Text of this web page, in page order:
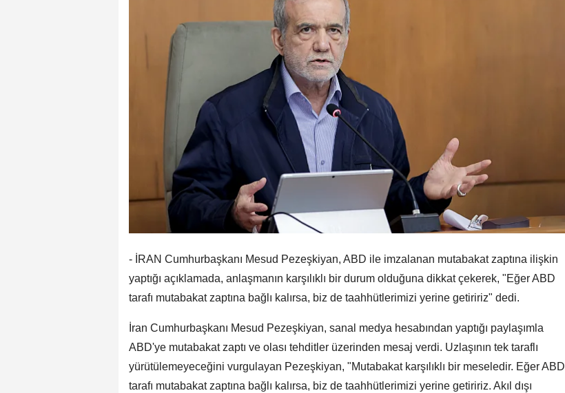
- İRAN Cumhurbaşkanı Mesud Pezeşkiyan, ABD ile imzalanan mutabakat zaptına ilişkin
yaptığı açıklamada, anlaşmanın karşılıklı bir durum olduğuna dikkat çekerek, "Eğer ABD
tarafı mutabakat zaptına bağlı kalırsa, biz de taahhütlerimizi yerine getiririz" dedi.
İran Cumhurbaşkanı Mesud Pezeşkiyan, sanal medya hesabından yaptığı paylaşımla
ABD'ye mutabakat zaptı ve olası tehditler üzerinden mesaj verdi. Uzlaşının tek taraflı
yürütülemeyeceğini vurgulayan Pezeşkiyan, "Mutabakat karşılıklı bir meseledir. Eğer ABD
tarafı mutabakat zaptına bağlı kalırsa, biz de taahhütlerimizi yerine getiririz. Akıl dışı